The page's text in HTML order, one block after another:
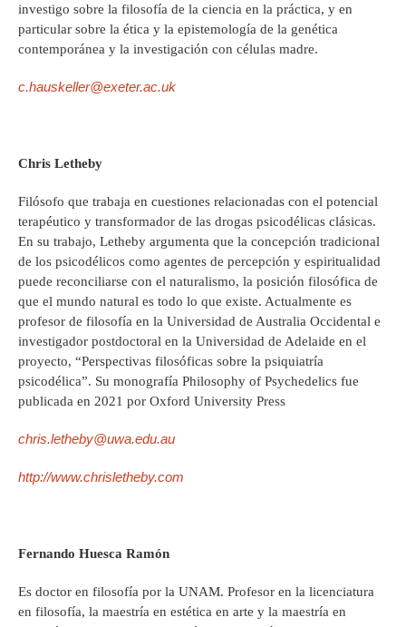
investigo sobre la filosofía de la ciencia en la práctica, y en
particular sobre la ética y la epistemología de la genética
contemporánea y la investigación con células madre.
c.hauskeller@exeter.ac.uk
Chris Letheby
Filósofo que trabaja en cuestiones relacionadas con el potencial
terapéutico y transformador de las drogas psicodélicas clásicas.
En su trabajo, Letheby argumenta que la concepción tradicional
de los psicodélicos como agentes de percepción y espiritualidad
puede reconciliarse con el naturalismo, la posición filosófica de
que el mundo natural es todo lo que existe. Actualmente es
profesor de filosofía en la Universidad de Australia Occidental e
investigador postdoctoral en la Universidad de Adelaide en el
proyecto, “Perspectivas filosóficas sobre la psiquiatría
psicodélica”. Su monografía Philosophy of Psychedelics fue
publicada en 2021 por Oxford University Press
chris.letheby@uwa.edu.au
http://www.chrisletheby.com
Fernando Huesca Ramón
Es doctor en filosofía por la UNAM. Profesor en la licenciatura
en filosofía, la maestría en estética en arte y la maestría en